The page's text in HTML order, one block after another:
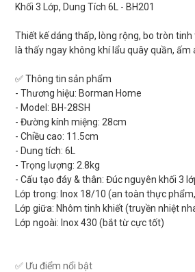
Khối 3 Lớp, Dung Tích 6L - BH201
Thiết kế dáng thấp, lòng rộng, bo tròn tinh
là thấy ngay không khí lẩu quây quần, ấm
✅ Thông tin sản phẩm
- Thương hiệu: Borman Home
- Model: BH-28SH
- Đường kính miệng: 28cm
- Chiều cao: 11.5cm
- Dung tích: 6L
- Trọng lượng: 2.8kg
- Cấu tạo đáy & thân: Đúc nguyên khối 3
Lớp trong: Inox 18/10 (an toàn thực
Lớp giữa: Nhôm tinh khiết (truyền nhiệt
Lớp ngoài: Inox 430 (bắt từ cực tốt)
✅ Ưu điểm nổi bật